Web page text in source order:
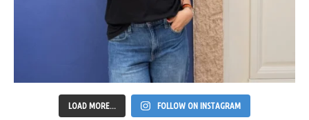
LOAD MORE... FOLLOW ON INSTAGRAM